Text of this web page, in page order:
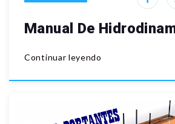
Manual De
Continuar leyendo